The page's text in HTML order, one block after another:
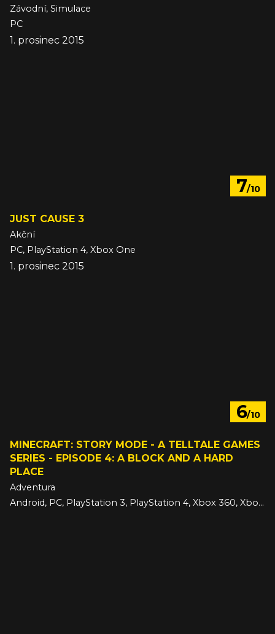
Závodní, Simulace
PC
1. prosinec 2015
7/10
JUST CAUSE 3
Akční
PC, PlayStation 4, Xbox One
1. prosinec 2015
6/10
MINECRAFT: STORY MODE - A TELLTALE GAMES
SERIES - EPISODE 4: A BLOCK AND A HARD
PLACE
Adventura
Android, PC, PlayStation 3, PlayStation 4, Xbox 360, Xbox One, iOS